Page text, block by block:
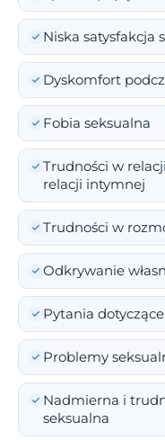
Niska satysfakcja
Dyskomfort
Fobia seksualna
Trudności w
relacji intymnej
Trudności w
Odkrywanie
Pytania
Problemy
Nadmierna i
seksualna